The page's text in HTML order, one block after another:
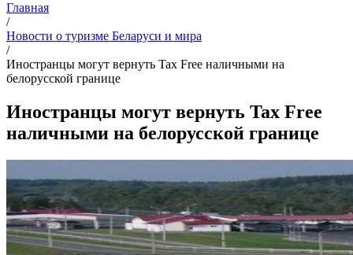
Главная
/
Новости о туризме Беларуси и мира
/
Иностранцы могут вернуть Tax Free наличными на
белорусской границе
Иностранцы могут вернуть Tax Free
наличными на белорусской границе